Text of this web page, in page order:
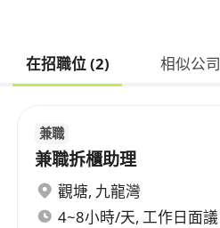
在招職位 (2) 相似公司
兼職
兼職拆櫃助理
觀塘, 九龍灣
4~8小時/天, 工作日面議